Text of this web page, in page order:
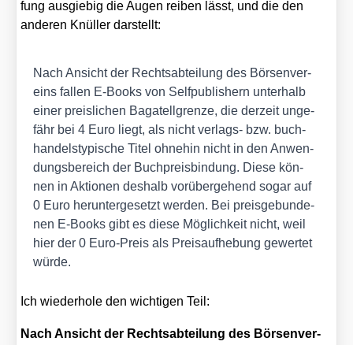
fung aus­gie­big die Augen rei­ben lässt, und die den
ande­ren Knül­ler dar­stellt:
Nach Ansicht der Rechts­ab­tei­lung des Bör­sen­ver­
eins fal­len E‑Books von Self­pu­blishern unter­halb
einer preis­li­chen Baga­tell­gren­ze, die der­zeit unge­
fähr bei 4 Euro liegt, als nicht ver­lags- bzw. buch­
han­dels­ty­pi­sche Titel ohne­hin nicht in den Anwen­
dungs­be­reich der Buch­preis­bin­dung. Die­se kön­
nen in Aktio­nen des­halb vor­über­ge­hend sogar auf
0 Euro her­un­ter­ge­setzt wer­den. Bei preis­ge­bun­de­
nen E‑Books gibt es die­se Mög­lich­keit nicht, weil
hier der 0 Euro-Preis als Preis­auf­he­bung gewer­tet
wür­de.
Ich wie­der­ho­le den wich­ti­gen Teil:
Nach Ansicht der Rechts­ab­tei­lung des Bör­sen­ver­